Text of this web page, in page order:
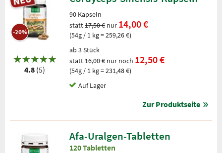
-20%
4.8 (5)
90 Kapseln
statt17,50 € nur 14,00 €
(54g / 1 kg = 259,26 €)
ab 3 Stück
statt16,00 € nur noch 12,50 €
(54g / 1 kg = 231,48 €)
Auf Lager
Zur Produktseite
Afa-Uralgen-Tabletten
120 Tabletten